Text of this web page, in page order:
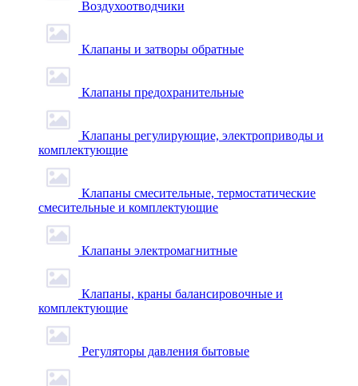
Воздухоотводчики
Клапаны и затворы обратные
Клапаны предохранительные
Клапаны регулирующие, электроприводы и
комплектующие
Клапаны смесительные, термостатические
смесительные и комплектующие
Клапаны электромагнитные
Клапаны, краны балансировочные и
комплектующие
Регуляторы давления бытовые